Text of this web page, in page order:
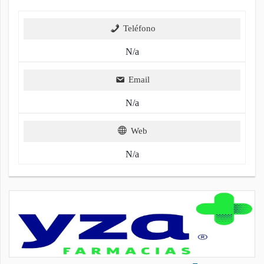
Teléfono
N/a
Email
N/a
Web
N/a